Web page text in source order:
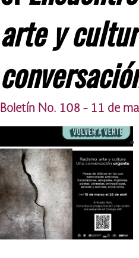
arte y
Boletín No. 108 - 11 de